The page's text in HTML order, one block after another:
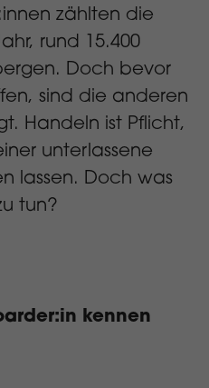
zählten die
rund 15.400
Doch bevor
sind die anderen
Handeln ist Pflicht,
unterlassene
lassen. Doch was
tun?
kennen